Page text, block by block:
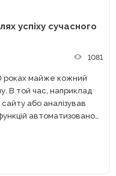
успіху сучасного
1081
роках майже кожний
В той час, наприклад
сайту або аналізував
автоматизовано